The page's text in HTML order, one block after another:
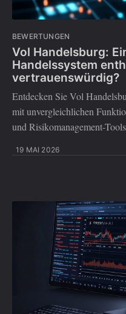
BEWERTUNGEN
Vol Handelsburg:
Handelssystem
vertrauenswürdig?
Entdecken Sie Vol
mit unvergleichlichen
und Risikomanagement-
19 MAI 2026